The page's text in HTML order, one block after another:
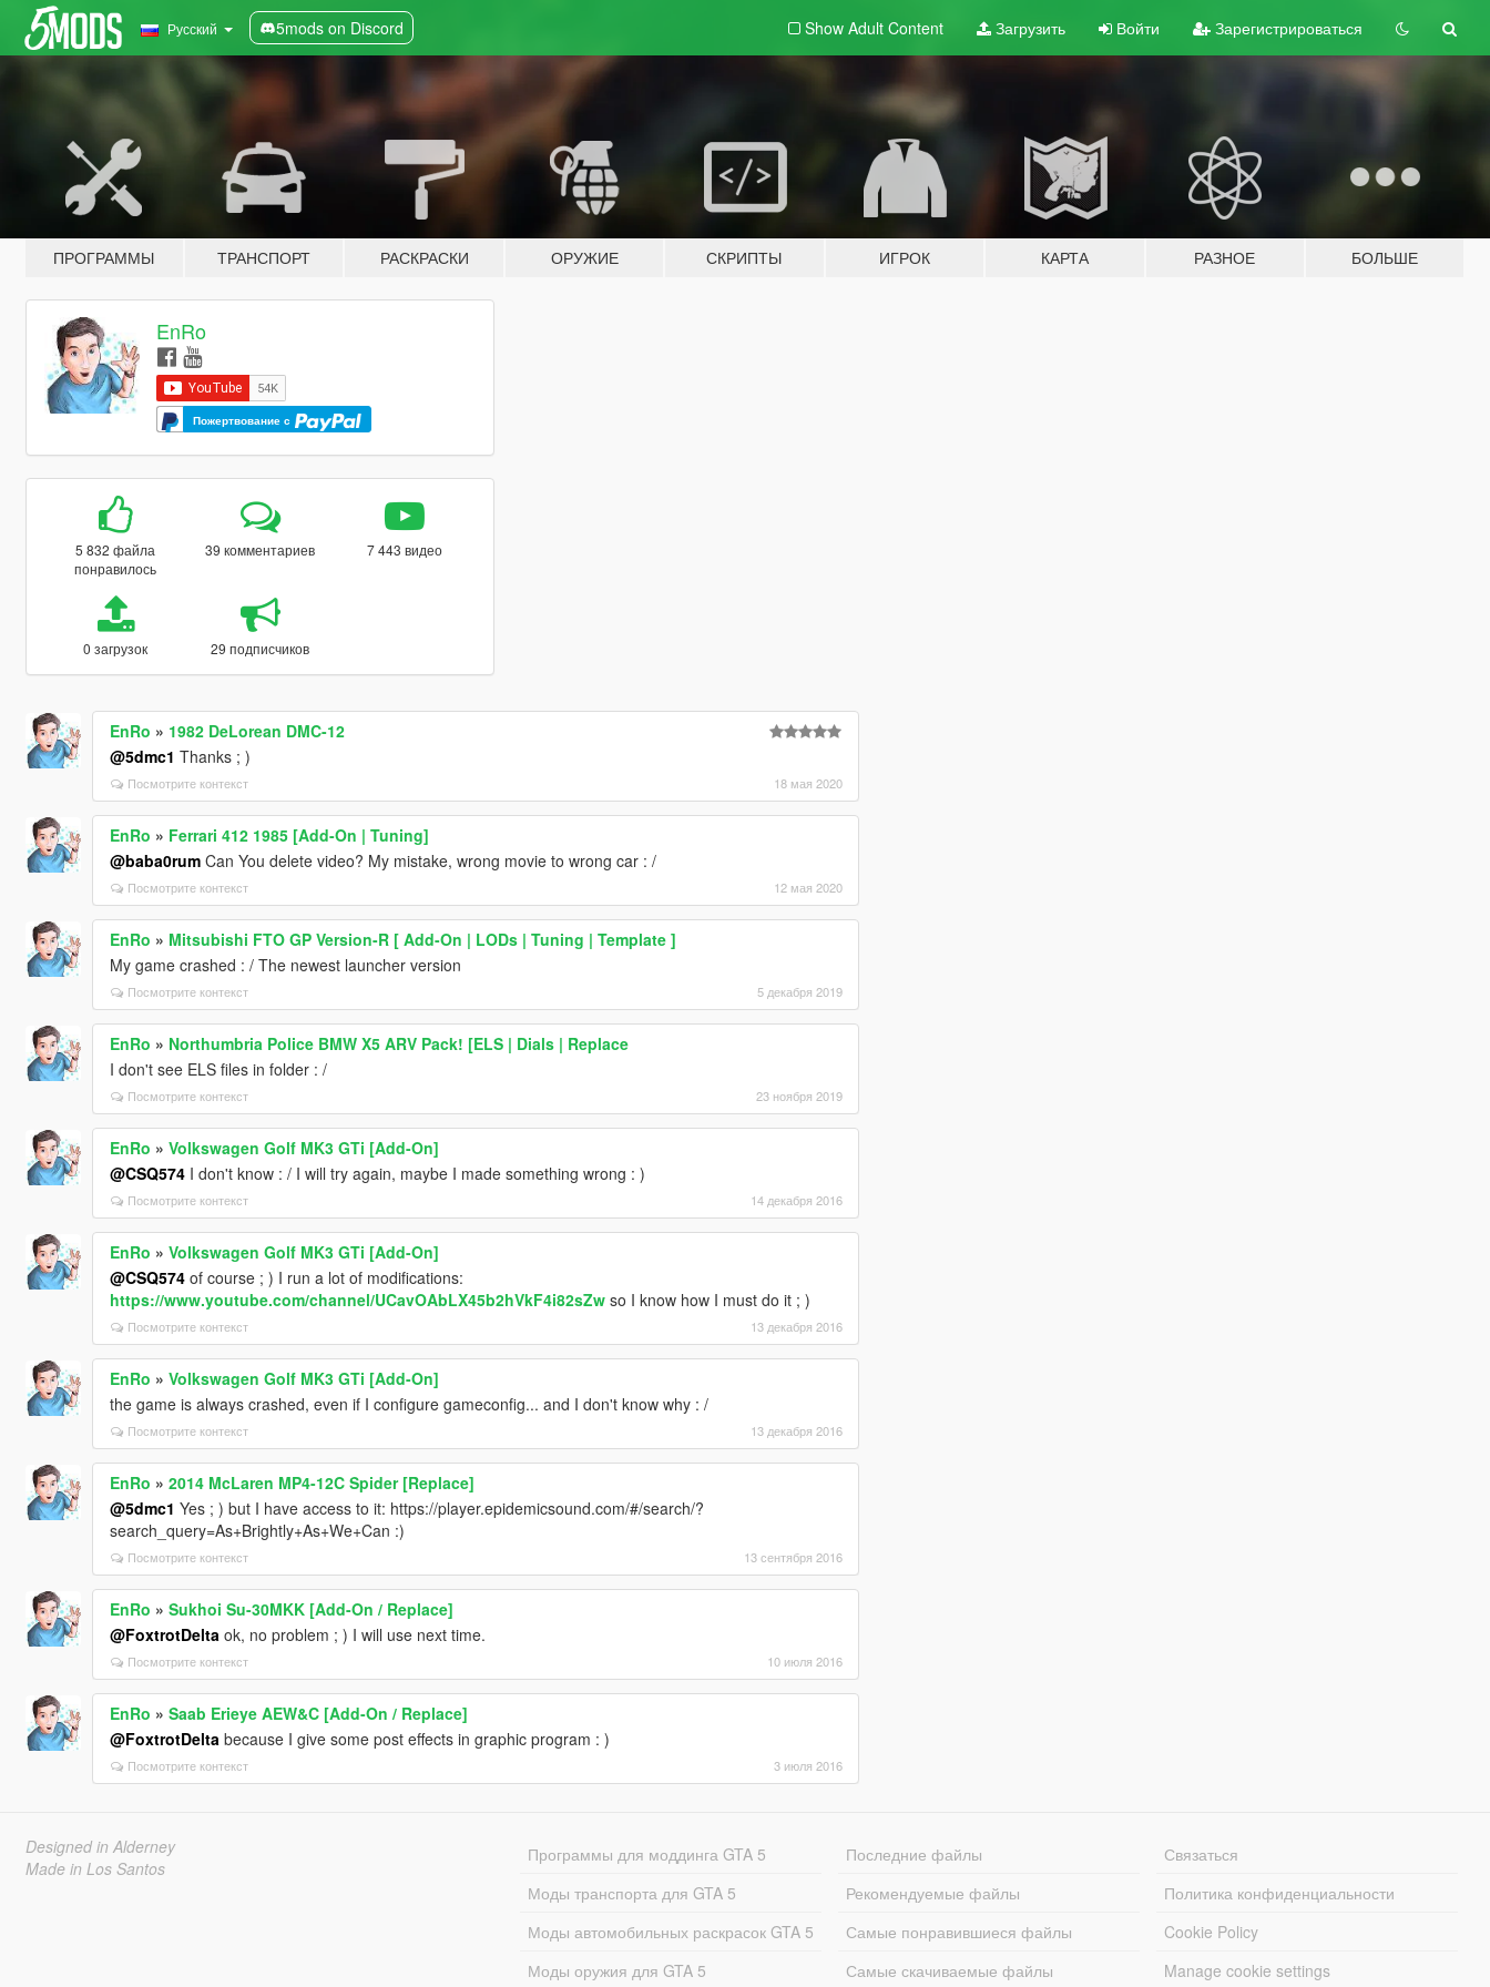
Русский 5mods on Discord Show Adult Content Загрузить Войти Зарегистрироваться
ПРОГРАММЫ ТРАНСПОРТ РАСКРАСКИ ОРУЖИЕ СКРИПТЫ ИГРОК КАРТА РАЗНОЕ БОЛЬШЕ
EnRo
Пожертвование с
5 832 файла
понравилось
39 комментариев 7 443 видео
0 загрузок 29 подписчиков
EnRo » 1982 DeLorean DMC-12
@5dmc1 Thanks ; )
Посмотрите контекст 18 мая 2020
EnRo » Ferrari 412 1985 [Add-On | Tuning]
@baba0rumCan You delete video? My mistake, wrong movie to wrong car : /
Посмотрите контекст 12 мая 2020
EnRo » Mitsubishi FTO GP Version-R [ Add-On | LODs | Tuning | Template ]
My game crashed : / The newest launcher version
Посмотрите контекст 5 декабря 2019
EnRo » Northumbria Police BMW X5 ARV Pack! [ELS | Dials | Replace
I don't see ELS files in folder : /
Посмотрите контекст 23 ноября 2019
EnRo » Volkswagen Golf MK3 GTi [Add-On]
@CSQ574I don't know : / I will try again, maybe I made something wrong : )
Посмотрите контекст 14 декабря 2016
EnRo » Volkswagen Golf MK3 GTi [Add-On]
@CSQ574of course ; ) I run a lot of modifications:
https://www.youtube.com/channel/UCavOAbLX45b2hVkF4i82sZwso I know how I must do it ; )
Посмотрите контекст 13 декабря 2016
EnRo » Volkswagen Golf MK3 GTi [Add-On]
the game is always crashed, even if I configure gameconfig... and I don't know why : /
Посмотрите контекст 13 декабря 2016
EnRo » 2014 McLaren MP4-12C Spider [Replace]
@5dmc1 Yes ; ) but I have access to it: https://player.epidemicsound.com/#/search/?
search_query=As+Brightly+As+We+Can :)
Посмотрите контекст 13 сентября 2016
EnRo » Sukhoi Su-30MKK [Add-On / Replace]
@FoxtrotDeltaok, no problem ; ) I will use next time.
Посмотрите контекст 10 июля 2016
EnRo » Saab Erieye AEW&C [Add-On / Replace]
@FoxtrotDeltabecause I give some post effects in graphic program : )
Посмотрите контекст 3 июля 2016
Designed in Alderney
Made in Los Santos
Программы для моддинга GTA 5
Моды транспорта для GTA 5
Моды автомобильных раскрасок GTA 5
Моды оружия для GTA 5
Последние файлы
Рекомендуемые файлы
Самые понравившиеся файлы
Самые скачиваемые файлы
Связаться
Политика конфиденциальности
Cookie Policy
Manage cookie settings